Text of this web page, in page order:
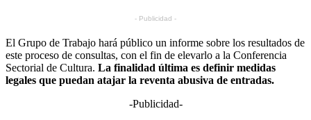
- Publicidad -
El Grupo de Trabajo hará público un informe sobre los resultados de
este proceso de consultas, con el fin de elevarlo a la Conferencia
Sectorial de Cultura. La finalidad última es definir medidas
legales que puedan atajar la reventa abusiva de entradas.
-Publicidad-